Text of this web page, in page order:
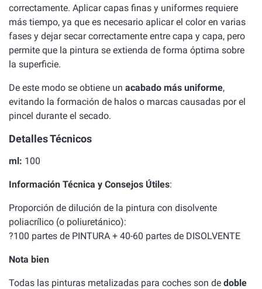
correctamente. Aplicar capas finas y uniformes requiere
más tiempo, ya que es necesario aplicar el color en varias
fases y dejar secar correctamente entre capa y capa, pero
permite que la pintura se extienda de forma óptima sobre
la superficie.
De este modo se obtiene un acabado más uniforme,
evitando la formación de halos o marcas causadas por el
pincel durante el secado.
Detalles Técnicos
ml: 100
Información Técnica y Consejos Útiles:
Proporción de dilución de la pintura con disolvente
poliacrílico (o poliuretánico):
?100 partes de PINTURA + 40-60 partes de DISOLVENTE
Nota bien
Todas las pinturas metalizadas para coches son de doble